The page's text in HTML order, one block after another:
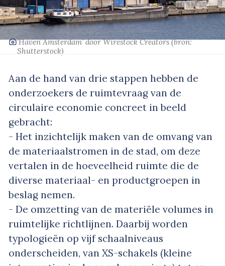
‘Haven Amsterdam’door Wirestock Creators(bron:
Shutterstock)
Aan de hand van drie stappen hebben de
onderzoekers de ruimtevraag van de
circulaire economie concreet in beeld
gebracht:
- Het inzichtelijk maken van de omvang van
de materiaalstromen in de stad, om deze
vertalen in de hoeveelheid ruimte die de
diverse materiaal- en productgroepen in
beslag nemen.
- De omzetting van de materiële volumes in
ruimtelijke richtlijnen. Daarbij worden
typologieën op vijf schaalniveaus
onderscheiden, van XS-schakels (kleine